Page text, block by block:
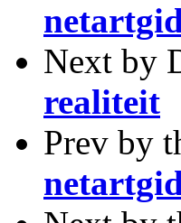
Next by
realiteit
Prev by